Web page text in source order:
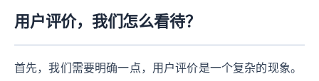
用户评价，我们怎么看待？
首先，我们需要明确一点，用户评价是一个复杂的现象。